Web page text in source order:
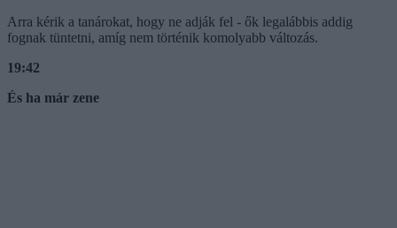
Arra kérik a tanárokat, hogy ne adják fel - ők legalábbis addig
fognak tüntetni, amíg nem történik komolyabb változás.
19:42
És ha már zene